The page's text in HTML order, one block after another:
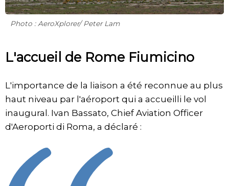
Photo : AeroXplorer/ Peter Lam
L'accueil de Rome Fiumicino
L'importance de la liaison a été reconnue au plus
haut niveau par l'aéroport qui a accueilli le vol
inaugural. Ivan Bassato, Chief Aviation Officer
d'Aeroporti di Roma, a déclaré :